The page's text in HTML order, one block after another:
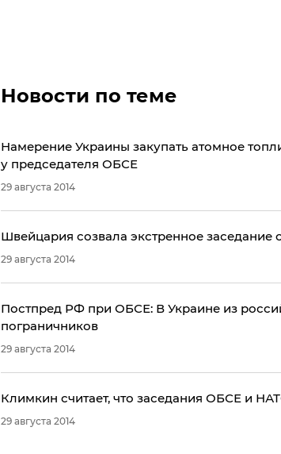
Новости по теме
Намерение Украины закупать атомное
у председателя ОБСЕ
29 августа 2014
Швейцария созвала экстренное заседание
29 августа 2014
Постпред РФ при ОБСЕ: В Украине из
пограничников
29 августа 2014
Климкин считает, что заседания ОБСЕ и
29 августа 2014